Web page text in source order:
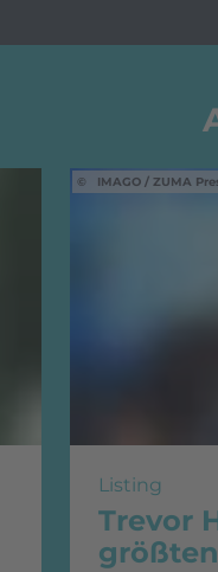
IMAGO / ZUMA
Listing
Trevor